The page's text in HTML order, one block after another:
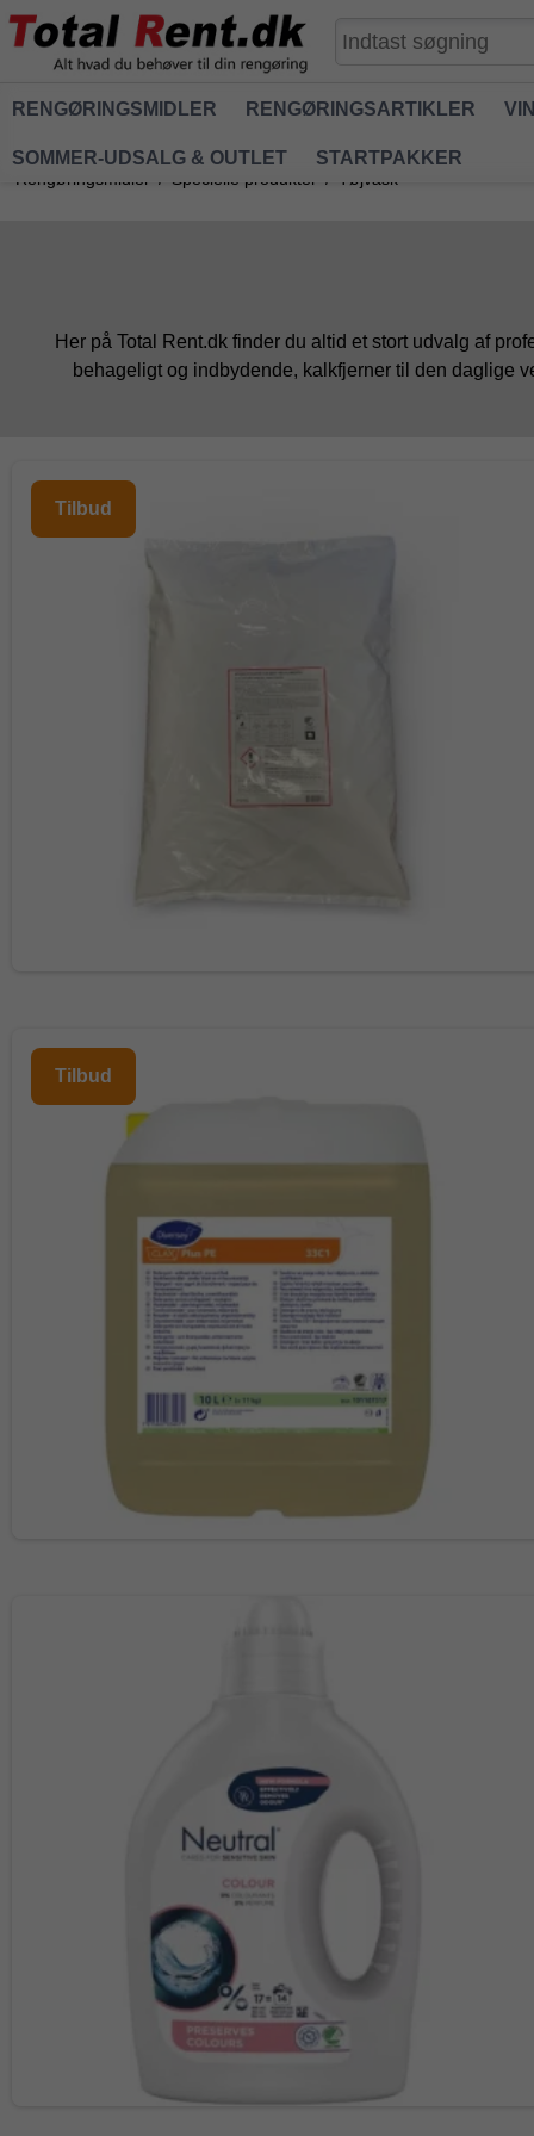
RENGØRINGSMIDLER RENGØRINGSARTIKLER
SOMMER-UDSALG & OUTLET STARTPAKKER
Rengøringsmidler / Specielle produkter / Tøjvask
Her på Total Rent.dk finder du altid et stort udvalg af
behageligt og indbydende, kalkfjerner til den daglige
Tilbud
Tilbud